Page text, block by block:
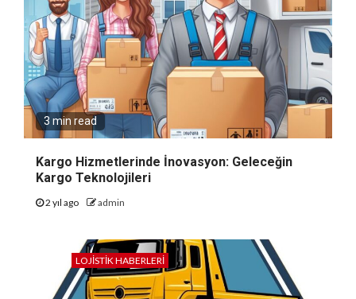
3 min read
Kargo Hizmetlerinde İnovasyon: Geleceğin
Kargo Teknolojileri
2 yıl ago admin
LOJISTIK HABERLERI